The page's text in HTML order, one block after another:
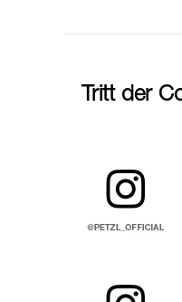
Tritt der